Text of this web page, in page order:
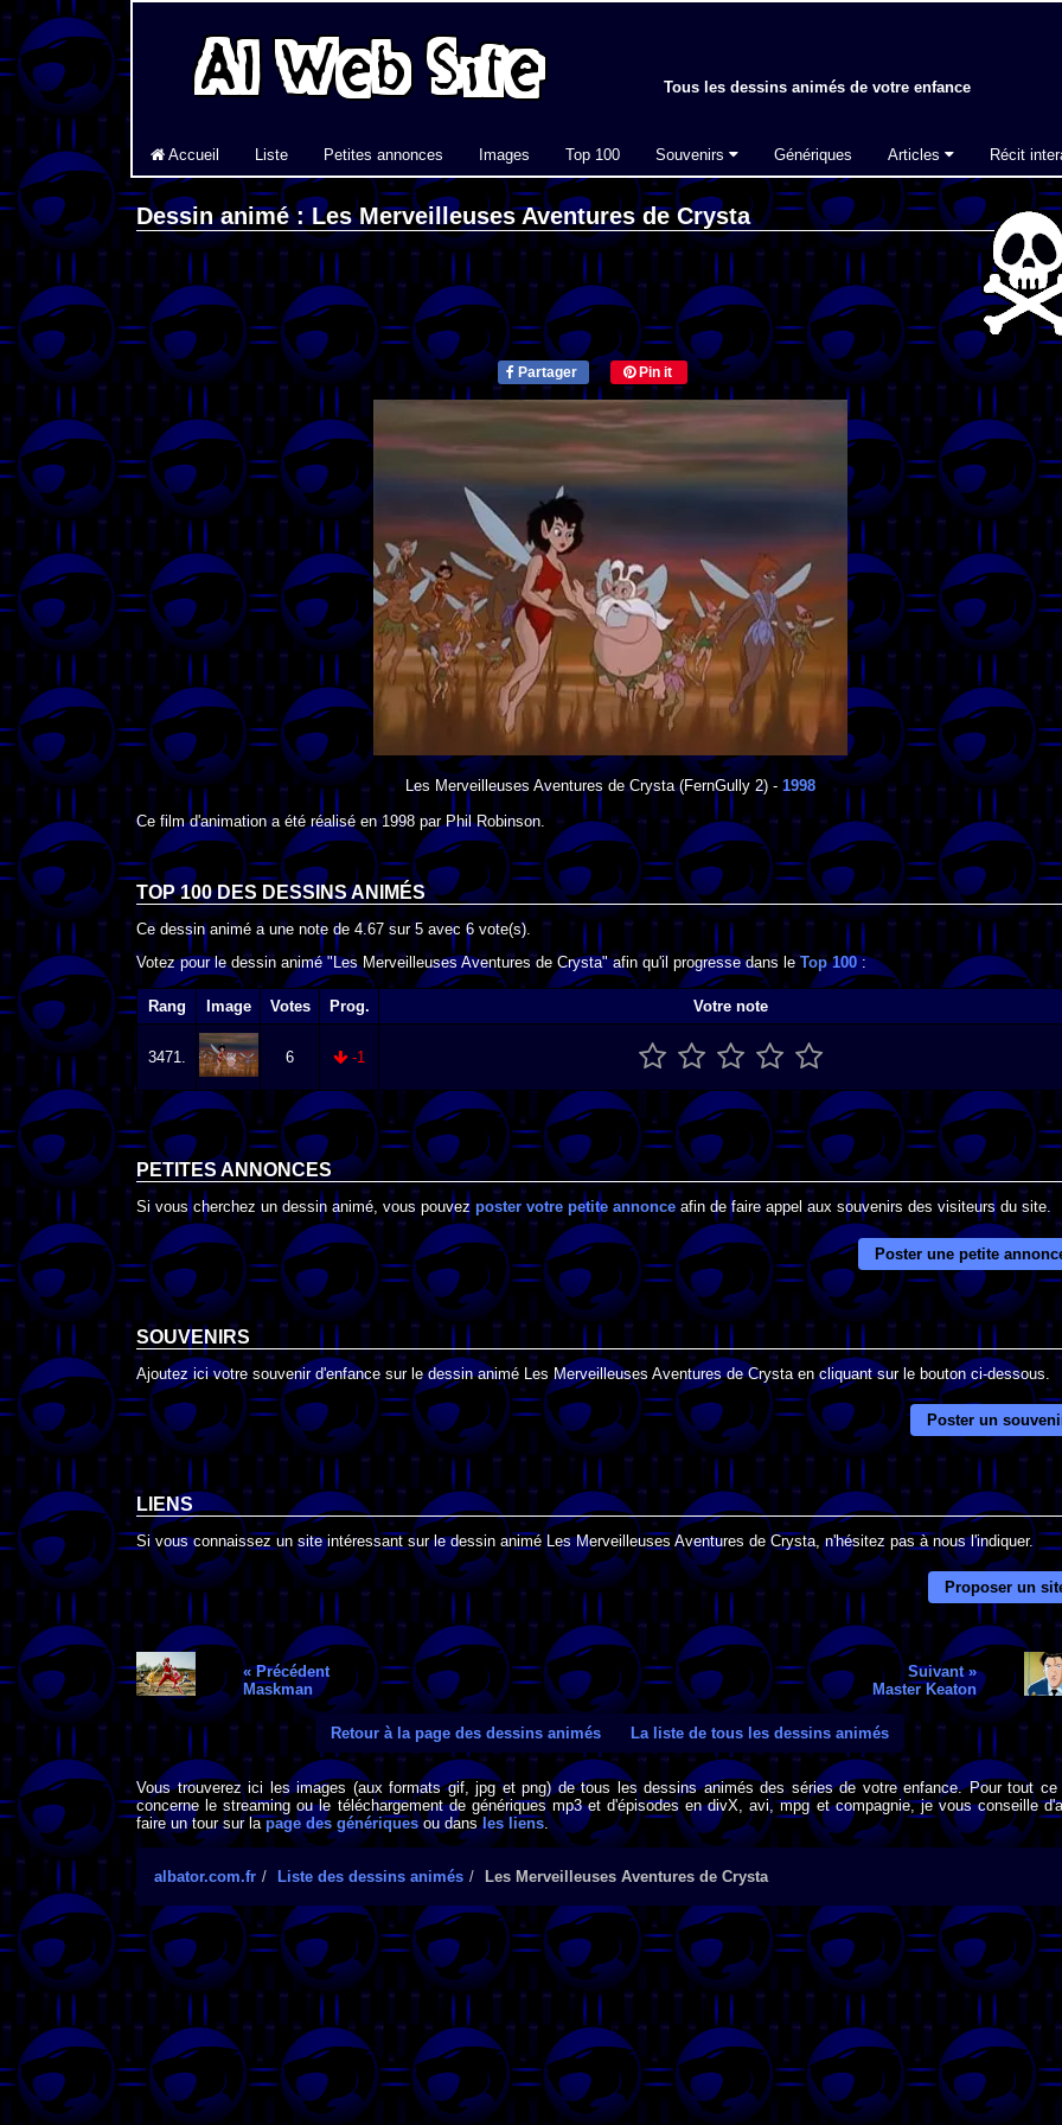
Tous les dessins animés de votre enfance
Accueil Liste Petites annonces Images Top 100 Souvenirs Génériques Articles Récit
Dessin animé : Les Merveilleuses Aventures de Crysta
Partager Pin it
Les Merveilleuses Aventures de Crysta(FernGully 2) - 1998
Ce film d'animation a été réalisé en1998parPhil Robinson.
TOP 100 DES DESSINS ANIMÉS
Ce dessin animé a une note de 4.67 sur5 avec 6 vote(s).
Votez pour le dessin animé "Les Merveilleuses Aventures de Crysta" afin qu'il progresse dans leTop 100 :
Rang Image Votes Prog. Votre note
3471. 6 -1
PETITES ANNONCES
Si vous cherchez un dessin animé, vous pouvez poster votre petite annonce afin de faire appel aux souvenirs des visiteurs du site.
Poster une petite
SOUVENIRS
Ajoutez ici votre souvenir d'enfance sur le dessin animé Les Merveilleuses Aventures de Crysta en cliquant sur le bouton ci-dessous.
Poster un
LIENS
Si vous connaissez un site intéressant sur le dessin animé Les Merveilleuses Aventures de Crysta, n'hésitez pas à nous l'indiquer.
Proposer un
« Précédent
Maskman
Suivant »
Master Keaton
Retour à la page des dessins animés La liste de tous les dessins animés
Vous trouverez ici les images (aux formats gif, jpg et png) de tous les dessins animés des séries de votre enfance. Pour tout ce
concerne le streaming ou le téléchargement de génériques mp3 et d'épisodes en divX, avi, mpg et compagnie, je vous conseille
faire un tour sur lapage des génériquesou dansles liens.
albator.com.fr Liste des dessins animés Les Merveilleuses Aventures de Crysta